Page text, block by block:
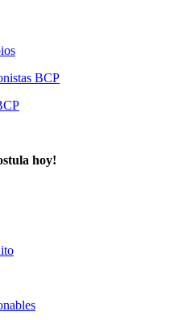
jurídicas).
Crédito Visa Empresarial Tasas
Empresas Solicitud de Afiliación
BCP
hoy!